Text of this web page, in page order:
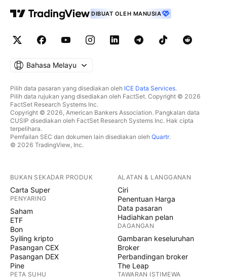
DIBUAT OLEH MANUSIA
Bahasa Melayu
Pilih data pasaran yang disediakan oleh ICE Data Services.
Pilih data rujukan yang disediakan oleh FactSet. Copyright © 2026
FactSet Research Systems Inc.
Copyright © 2026, American Bankers Association. Pangkalan data
CUSIP disediakan oleh FactSet Research Systems Inc. Hak cipta
terpelihara.
Pemfailan SEC dan dokumen lain disediakan oleh Quartr.
© 2026 TradingView, Inc.
BUKAN SEKADAR PRODUK
Carta Super
PENYARING
Saham
ETF
Bon
Syiling kripto
Pasangan CEX
Pasangan DEX
Pine
PETA SUHU
ALATAN & LANGGANAN
Ciri
Penentuan Harga
Data pasaran
Hadiahkan pelan
DAGANGAN
Gambaran keseluruhan
Broker
Perbandingan broker
The Leap
TAWARAN ISTIMEWA